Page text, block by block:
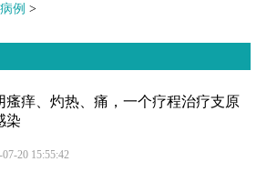
例 >
瘙痒、灼热、痛，一个疗程治疗支原
染
07-20 15:55:42